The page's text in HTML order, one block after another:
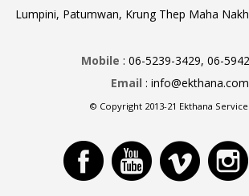
Lumpini, Patumwan, Krung Thep Maha
Mobile : 06-5239-3429, 06-
Email : info@ekthana.com
© Copyright 2013-21 Ekthana